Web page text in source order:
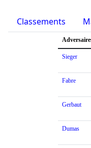
Classements
Sieger
Fabre
Gerbaut
Dumas